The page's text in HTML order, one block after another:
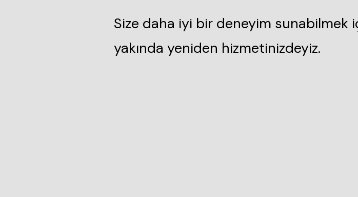
Size daha iyi bir deneyim sunabilmek
yakında yeniden hizmetinizdeyiz.